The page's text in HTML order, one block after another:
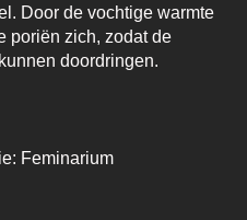
Door de vochtige warmte
poriën zich, zodat de
doordringen.
Feminarium